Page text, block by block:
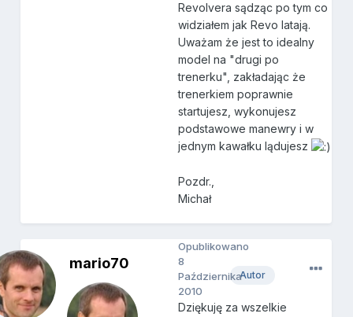
Revolvera sądząc po tym co
widziałem jak Revo latają.
Uważam że jest to idealny
model na "drugi po
trenerku", zakładając że
trenerkiem poprawnie
startujesz, wykonujesz
podstawowe manewry i w
jednym kawałku lądujesz
Pozdr.,
Michał
mario70
Autor
Opublikowano
8
Października
2010
Dziękuję za wszelkie